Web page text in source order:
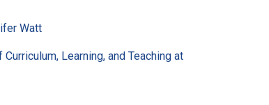
Watt
Curriculum, Learning, and Teaching at